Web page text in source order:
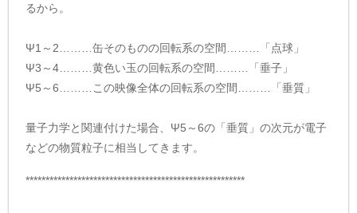
るから。
Ψ1～2………缶そのものの回転系の空間………「点球」
Ψ3～4………黄色い玉の回転系の空間………「垂子」
Ψ5～6………この映像全体の回転系の空間………「垂質」
量子力学と関連付けた場合、Ψ5～6の「垂質」の次元が電子
などの物質粒子に相当してきます。
*******************************************************